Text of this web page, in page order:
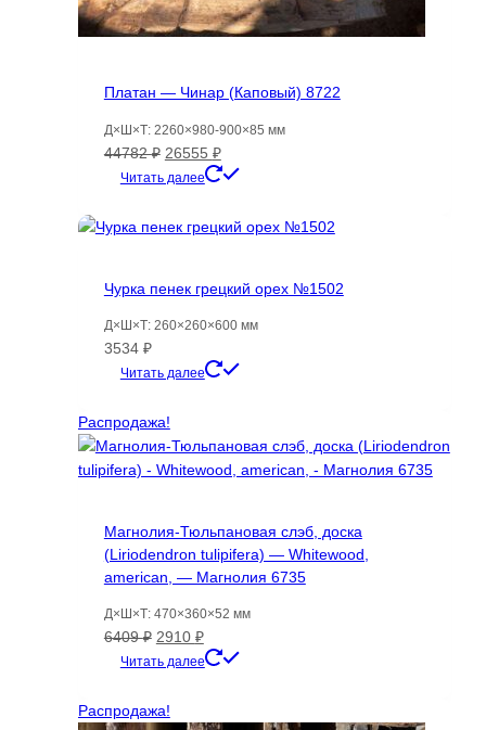
Платан — Чинар (Каповый) 8722
Д×Ш×Т: 2260×980-900×85 мм
44782₽ Первоначальная
цена
44782 ₽.
26555 ₽Текущая
цена:
Читать далее
Чурка пенек грецкий орех №1502
Д×Ш×Т: 260×260×600 мм
3534 ₽
Читать далее
Распродажа!
Магнолия-Тюльпановая слэб, доска
(Liriodendron tulipifera) — Whitewood,
american, — Магнолия 6735
Д×Ш×Т: 470×360×52 мм
6409₽ Первоначальная
цена
6409 ₽.
2910 ₽Текущая
цена:
Читать далее
Распродажа!